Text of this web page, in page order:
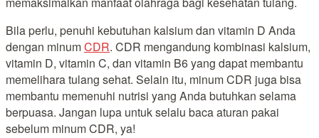
Bila perlu, penuhi kebutuhan kalsium dan vitamin D Anda
dengan minumCDR. CDR mengandung kombinasi kalsium,
vitamin D, vitamin C, dan vitamin B6 yang dapat membantu
memelihara tulang sehat. Selain itu, minum CDR juga bisa
membantu memenuhi nutrisi yang Anda butuhkan selama
berpuasa. Jangan lupa untuk selalu baca aturan pakai
sebelum minum CDR, ya!